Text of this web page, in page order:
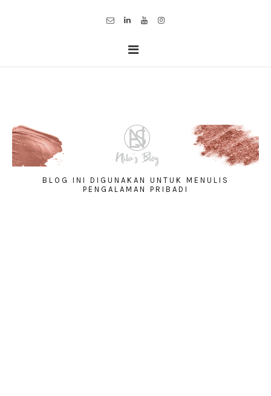
BLOG INI DIGUNAKAN UNTUK MENULIS
PENGALAMAN PRIBADI